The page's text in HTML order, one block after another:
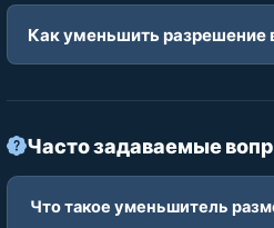
Как уменьшить разрешение
Часто задаваемые
Что такое уменьшитель